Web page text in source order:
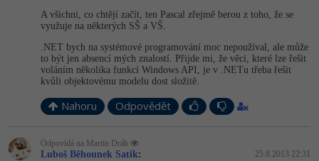
A všichni, co chtějí začít, ten Pascal zřejmě berou z toho, že se
využuje na některých SŠ a VŠ.
.NET bych na systémové programování moc nepoužíval, ale může
to být jen absencí mých znalostí. Přijde mi, že věci, které lze řešit
voláním několika funkcí Windows API, je v .NETu třeba řešit
kvůli objektovému modelu dost složitě.
Nahoru Odpovědět
Odpovídá na Martin Dráb
Luboš Běhounek Satik: 25.8.2013 22:31